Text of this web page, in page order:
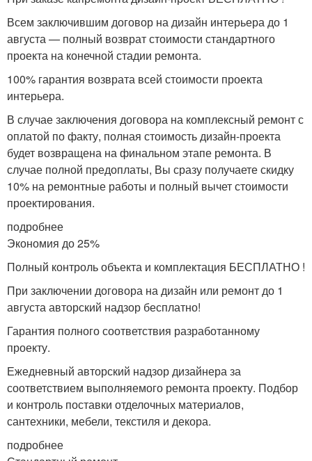
Всем заключившим договор на дизайн интерьера до 1
августа — полный возврат стоимости стандартного
проекта на конечной стадии ремонта.
100% гарантия возврата всей стоимости проекта
интерьера.
В случае заключения договора на комплексный ремонт с
оплатой по факту, полная стоимость дизайн-проекта
будет возвращена на финальном этапе ремонта. В
случае полной предоплаты, Вы сразу получаете скидку
10% на ремонтные работы и полный вычет стоимости
проектирования.
подробнее
Экономия до 25%
Полный контроль объекта и комплектация БЕСПЛАТНО !
При заключении договора на дизайн или ремонт до 1
августа авторский надзор бесплатно!
Гарантия полного соответствия разработанному
проекту.
Ежедневный авторский надзор дизайнера за
соответствием выполняемого ремонта проекту. Подбор
и контроль поставки отделочных материалов,
сантехники, мебели, текстиля и декора.
подробнее